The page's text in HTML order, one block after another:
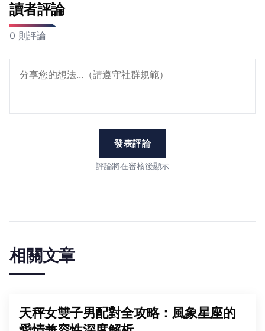
讀者評論
0 則評論
發表評論
評論將在審核後顯示
相關文章
天秤女雙子男配對全攻略：風象星座的